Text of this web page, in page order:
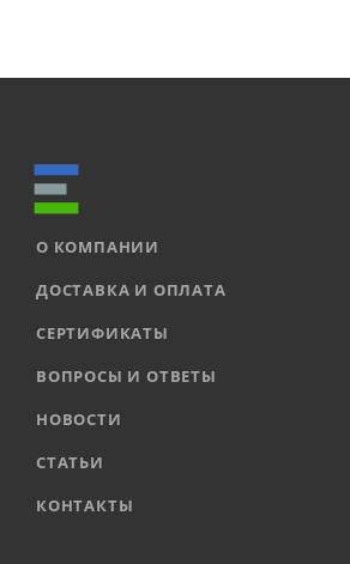
О КОМПАНИИ
ДОСТАВКА И ОПЛАТА
СЕРТИФИКАТЫ
ВОПРОСЫ И ОТВЕТЫ
НОВОСТИ
СТАТЬИ
КОНТАКТЫ